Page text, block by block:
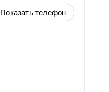
Показать телефон